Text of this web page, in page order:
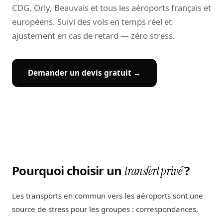
CDG, Orly, Beauvais et tous les aéroports français et
européens. Suivi des vols en temps réel et
ajustement en cas de retard — zéro stress.
Demander un devis gratuit →
Pourquoi choisir un transfert privé?
Les transports en commun vers les aéroports sont une
source de stress pour les groupes : correspondances,